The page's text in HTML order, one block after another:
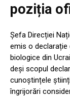
poziția
Șefa Direcției
emis o declarație
biologice din
deși scopul
cunoștințele
îngrijorări